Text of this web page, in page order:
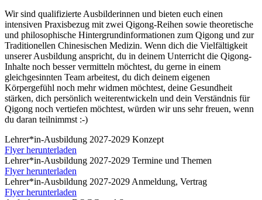
Wir sind qualifizierte Ausbilderinnen und bieten euch einen
intensiven Praxisbezug mit zwei Qigong-Reihen sowie theoretische
und philosophische Hintergrundinformationen zum Qigong und zur
Traditionellen Chinesischen Medizin. Wenn dich die Vielfältigkeit
unserer Ausbildung anspricht, du in deinem Unterricht die Qigong-
Inhalte noch besser vermitteln möchtest, du gerne in einem
gleichgesinnten Team arbeitest, du dich deinem eigenen
Körpergefühl noch mehr widmen möchtest, deine Gesundheit
stärken, dich persönlich weiterentwickeln und dein Verständnis für
Qigong noch vertiefen möchtest, würden wir uns sehr freuen, wenn
du daran teilnimmst :-)
Lehrer*in-Ausbildung 2027-2029 Konzept
Flyer herunterladen
Lehrer*in-Ausbildung 2027-2029 Termine und Themen
Flyer herunterladen
Lehrer*in-Ausbildung 2027-2029 Anmeldung, Vertrag
Flyer herunterladen